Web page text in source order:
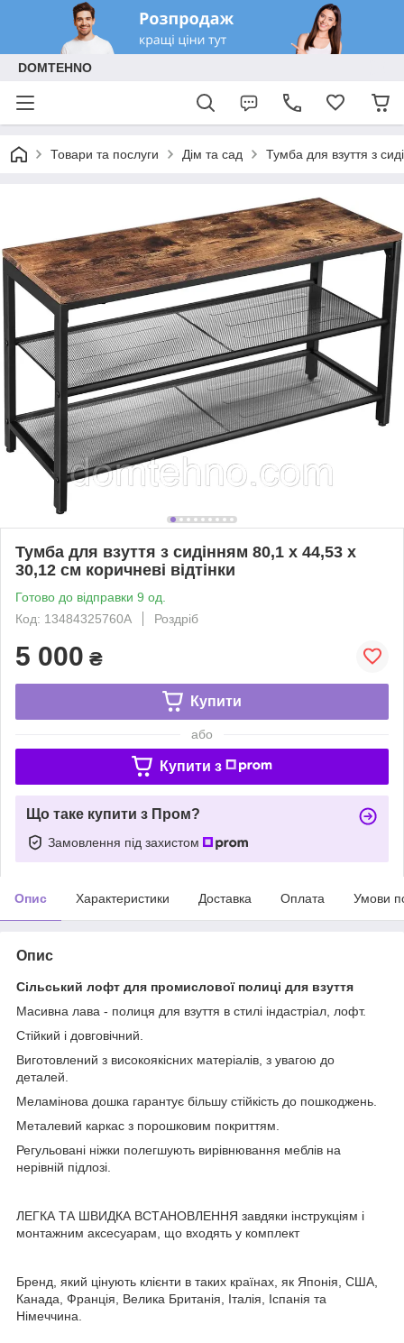
DOMTEHNO
Товари та послуги Дім та сад Тумба для взуття з
Тумба для взуття з сидінням 80,1 х 44,53 х
30,12 см коричневі відтінки
Готово до відправки 9 од.
Код: 13484325760A
Роздріб
5 000 ₴
Купити
або
Купити з
Що таке купити з Пром?
Замовлення під захистом
Опис Характеристики Доставка Оплата Умови
Опис
Сільський лофт для промислової полиці для взуття
Масивна лава - полиця для взуття в стилі індастріал, лофт.
Стійкий і довговічний.
Виготовлений з високоякісних матеріалів, з увагою до
деталей.
Меламінова дошка гарантує більшу стійкість до пошкоджень.
Металевий каркас з порошковим покриттям.
Регульовані ніжки полегшують вирівнювання меблів на
нерівній підлозі.
ЛЕГКА ТА ШВИДКА ВСТАНОВЛЕННЯ завдяки інструкціям і
монтажним аксесуарам, що входять у комплект
Бренд, який цінують клієнти в таких країнах, як Японія, США,
Канада, Франція, Велика Британія, Італія, Іспанія та
Німеччина.